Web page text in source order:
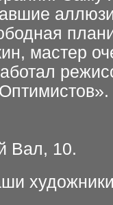
мастер
Вал, 10.